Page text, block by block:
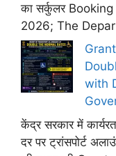
का सर्कुलर
2026; The
with
केंद्र सरकार में कार्यरत
दर पर ट्रांसपोर्ट